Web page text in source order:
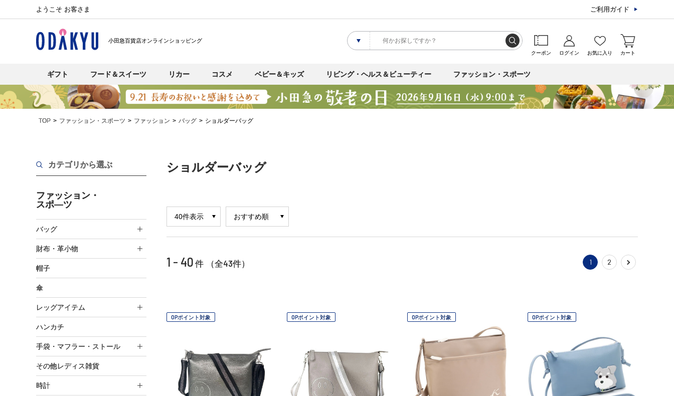
ようこそ お客さま ご利用ガイド
小田急百貨店オンラインショッピング
クーポン ログイン お気に入り カート
ギフト フード＆スイーツ リカー コスメ ベビー＆キッズ リビング・ヘルス＆ビューティー ファッション・スポーツ
TOP ファッション・スポーツ ファッション バッグ ショルダーバッグ
カテゴリから選ぶ
ファッション・
スポ―ツ
バッグ
財布・革小物
帽子
傘
レッグアイテム
ハンカチ
手袋・マフラー・ストール
その他レディス雑貨
時計
ショルダーバッグ
1 - 40 件 （全43件） 1 2
OPポイント対象 OPポイント対象 OPポイント対象 OPポイント対象